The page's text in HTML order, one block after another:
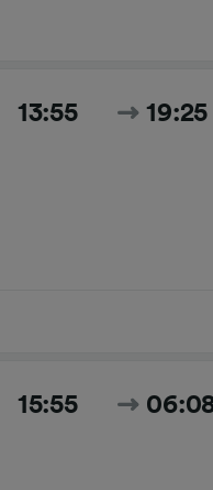
13:55 19:25
15:55